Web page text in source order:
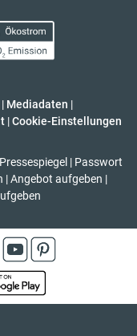
| Mediadaten |
| Cookie-Einstellungen
Pressespiegel | Passwort
| Angebot aufgeben |